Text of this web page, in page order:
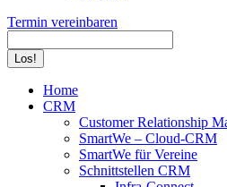
Termin vereinbaren
Home
CRM
Customer Relationship
SmartWe – Cloud-CRM
SmartWe für Vereine
Schnittstellen CRM